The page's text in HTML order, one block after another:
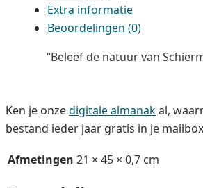
Extra informatie
Beoordelingen (0)
“Beleef de natuur van
Ken je onzedigitale almanakal,
bestand ieder jaar gratis in je
Afmetingen 21 × 45 × 0,7 cm